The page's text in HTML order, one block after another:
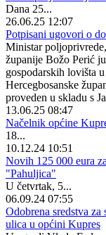
Dana 25...
26.06.25 12:07
Potpisani ugovori o
Ministar
županije Božo Perić
gospodarskih lovišta
Hercegbosanske
proveden u skladu s
13.06.25 08:47
Načelnik općine
18...
10.12.24 10:51
Novih 125 000 eura
"Pahuljica"
U četvrtak, 5...
06.09.24 07:55
Odobrena sredstva
ulica u općini Kupres